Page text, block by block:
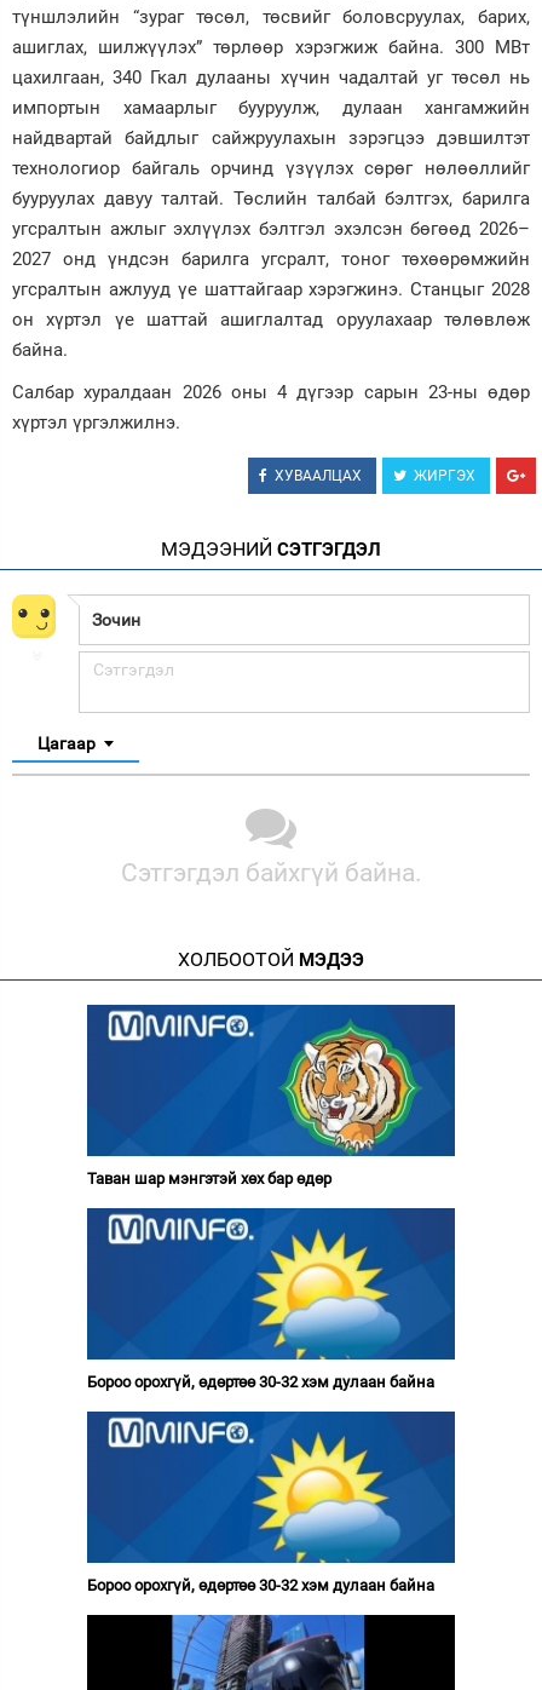
түншлэлийн “зураг төсөл, төсвийг боловсруулах, барих,
ашиглах, шилжүүлэх” төрлөөр хэрэгжиж байна. 300 МВт
цахилгаан, 340 Гкал дулааны хүчин чадалтай уг төсөл нь
импортын хамаарлыг бууруулж, дулаан хангамжийн
найдвартай байдлыг сайжруулахын зэрэгцээ дэвшилтэт
технологиор байгаль орчинд үзүүлэх сөрөг нөлөөллийг
бууруулах давуу талтай. Төслийн талбай бэлтгэх, барилга
угсралтын ажлыг эхлүүлэх бэлтгэл эхэлсэн бөгөөд 2026–
2027 онд үндсэн барилга угсралт, тоног төхөөрөмжийн
угсралтын ажлууд үе шаттайгаар хэрэгжинэ. Станцыг 2028
он хүртэл үе шаттай ашиглалтад оруулахаар төлөвлөж
байна.
Салбар хуралдаан 2026 оны 4 дүгээр сарын 23-ны өдөр
хүртэл үргэлжилнэ.
ХУВААЛЦАХ ЖИРГЭХ
МЭДЭЭНИЙ СЭТГЭГДЭЛ
Цагаар
Сэтгэгдэл байхгүй байна.
ХОЛБООТОЙ МЭДЭЭ
Таван шар мэнгэтэй хөх бар өдөр
Бороо орохгүй, өдөртөө 30-32 хэм дулаан байна
Бороо орохгүй, өдөртөө 30-32 хэм дулаан байна